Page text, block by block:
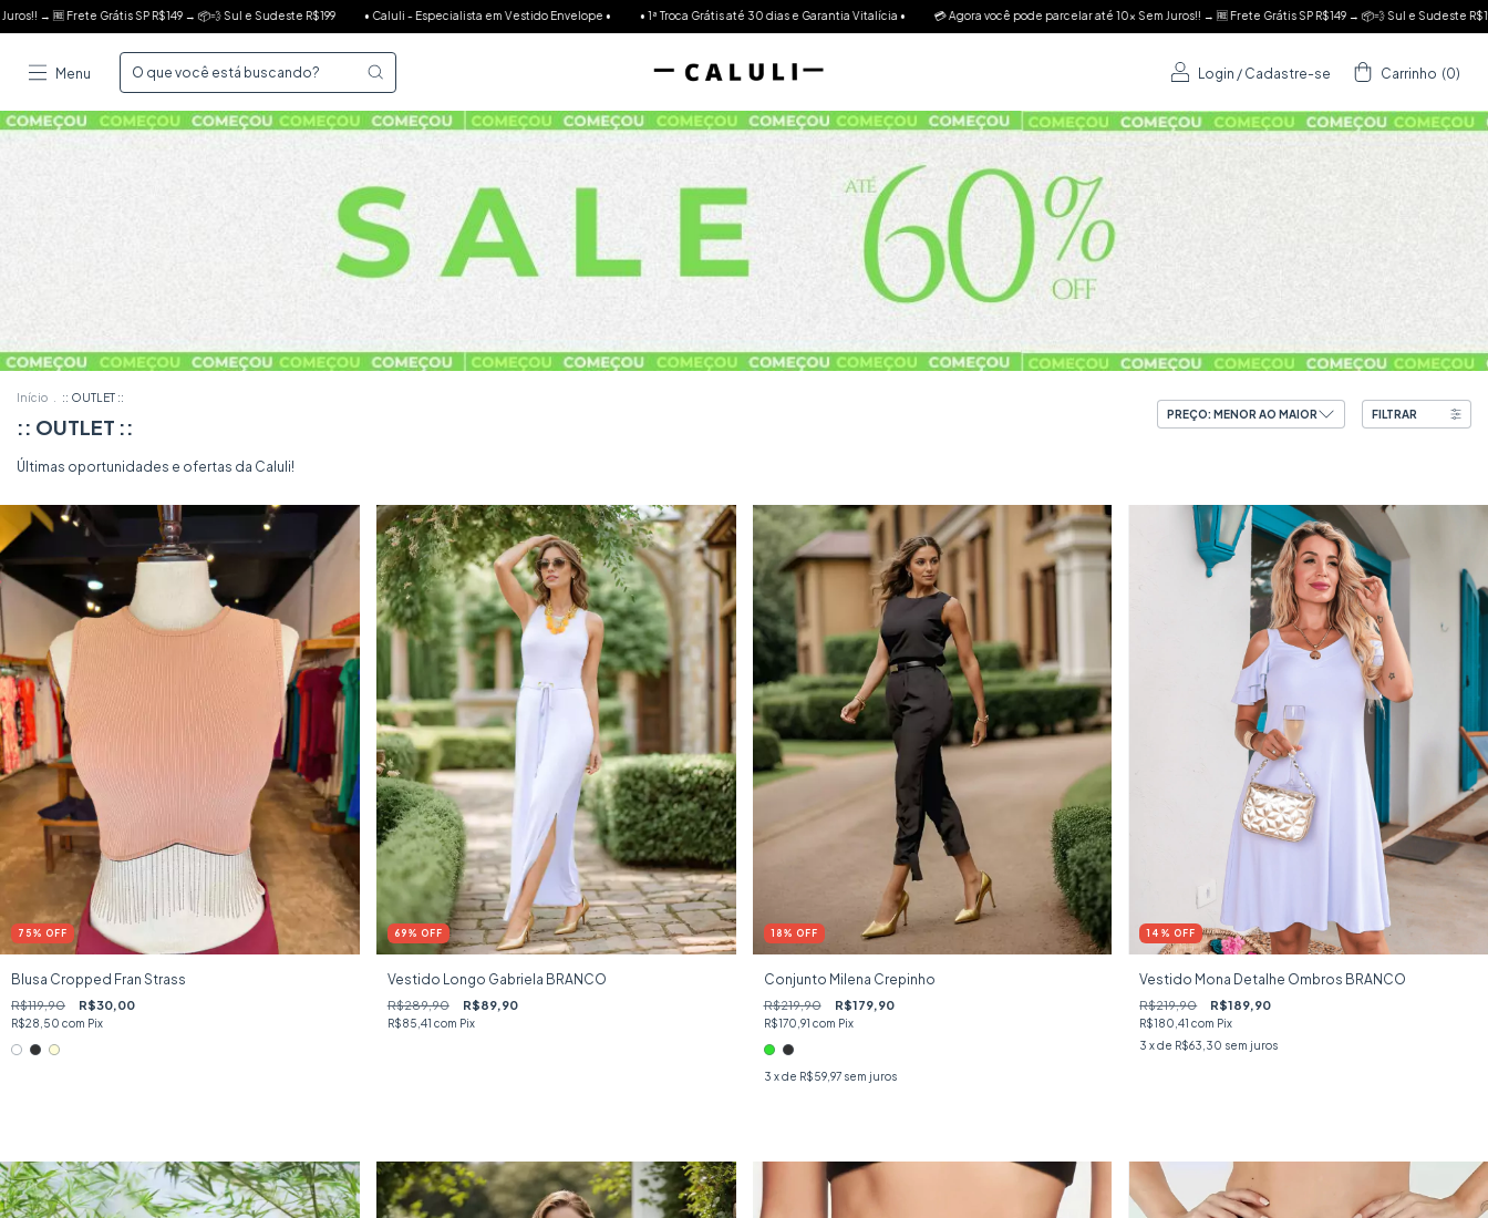
• Caluli - Especialista em Vestido Envelope • • 1ª Troca Grátis até 30 dias e Garantia Vitalícia • 💳 Agora você pode parcelar até 10x Sem Juros!! → 🆓 Frete Grátis SP R$149 → 📦💨 Sul e Sudeste R$199 • Caluli - Especialista em Vestido Envelope •
Menu Login / Cadastre-se Carrinho (0)
Início :: OUTLET ::
:: OUTLET :: FILTRAR
Últimas oportunidades e ofertas da Caluli!
75 % OFF
Blusa Cropped Fran Strass
R$119,90 R$30,00
R$28,50 com Pix
69 % OFF
Vestido Longo Gabriela BRANCO
R$289,90 R$89,90
R$85,41 com Pix
18 % OFF
Conjunto Milena Crepinho
R$219,90 R$179,90
R$170,91 com Pix
3 x de R$59,97 sem juros
14 % OFF
Vestido Mona Detalhe Ombros BRANCO
R$219,90 R$189,90
R$180,41com Pix
3 x de R$63,30 sem juros